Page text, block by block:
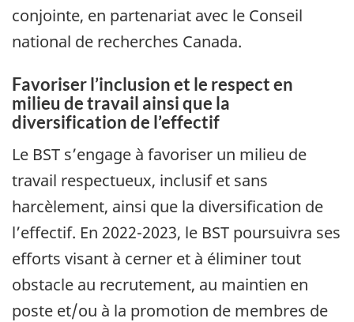
conjointe, en partenariat avec le Conseil
national de recherches Canada.
Favoriser l’inclusion et le respect en
milieu de travail ainsi que la
diversification de l’effectif
Le BST s’engage à favoriser un milieu de
travail respectueux, inclusif et sans
harcèlement, ainsi que la diversification de
l’effectif. En 2022-2023, le BST poursuivra ses
efforts visant à cerner et à éliminer tout
obstacle au recrutement, au maintien en
poste et/ou à la promotion de membres de